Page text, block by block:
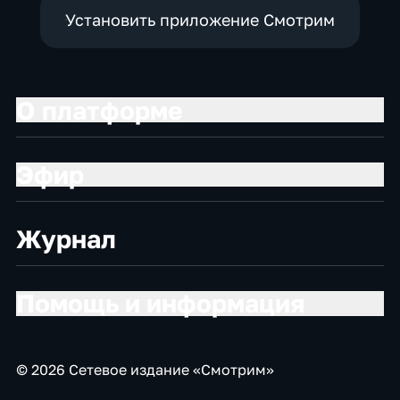
Установить приложение Смотрим
Журнал
© 2026 Сетевое издание «Смотрим»